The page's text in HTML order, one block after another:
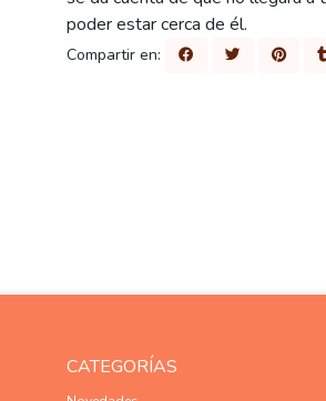
poder estar cerca de él.
Compartir en:
CATEGORÍAS